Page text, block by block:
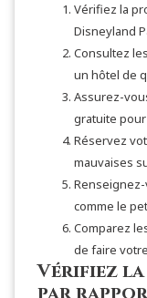
Vérifiez la
Disneyland
Consultez
un hôtel de
Assurez-
gratuite
Réservez
mauvaises
comme le
Comparez
de faire
Vérifiez
par